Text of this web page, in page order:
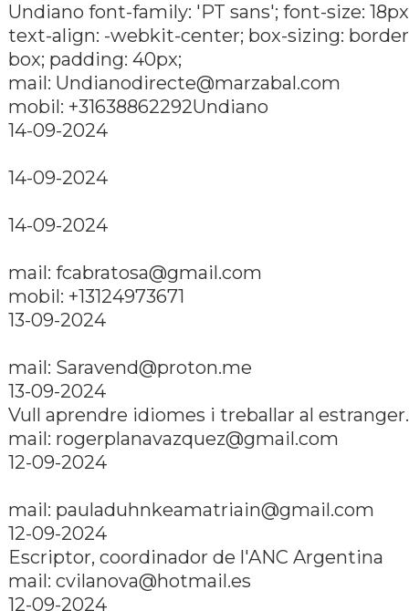
Undiano font-family: 'PT sans'; font-size:
text-align: -webkit-center; box-sizing:
box; padding: 40px;
mail: Undianodirecte@marzabal.com
mobil: +31638862292Undiano
14-09-2024
14-09-2024
14-09-2024
mail: fcabratosa@gmail.com
mobil: +13124973671
13-09-2024
mail: Saravend@proton.me
13-09-2024
Vull aprendre idiomes i treballar al estranger.
mail: rogerplanavazquez@gmail.com
12-09-2024
mail: pauladuhnkeamatriain@gmail.com
12-09-2024
Escriptor, coordinador de l'ANC Argentina
mail: cvilanova@hotmail.es
12-09-2024